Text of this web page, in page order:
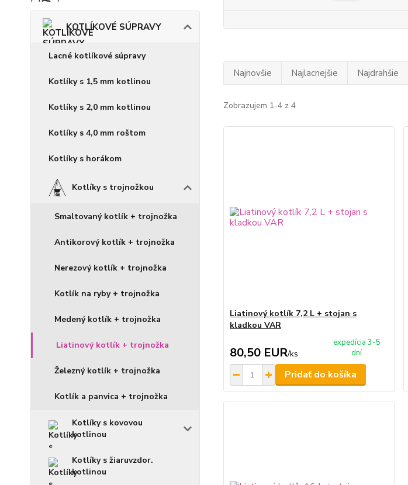
KOTLÍKOVÉ SÚPRAVY
Lacné kotlíkové súpravy
Kotlíky s 1,5 mm kotlinou
Kotlíky s 2,0 mm kotlinou
Kotlíky s 4,0 mm roštom
Kotlíky s horákom
Kotlíky s trojnožkou
Smaltovaný kotlík + trojnožka
Antikorový kotlík + trojnožka
Nerezový kotlík + trojnožka
Kotlík na ryby + trojnožka
Medený kotlík + trojnožka
Liatinový kotlík + trojnožka
Železný kotlík + trojnožka
Kotlík a panvica + trojnožka
Kotlíky s kovovou
kotlinou
Kotlíky s žiaruvzdor.
kotlinou
Najnovšie Najlacnejšie Najdrahšie
Zobrazujem 1-4 z 4
Liatinový kotlík 7,2 L + stojan s
kladkou VAR
80,50 EUR/ks
expedícia 3-5
dní
Pridať do košíka